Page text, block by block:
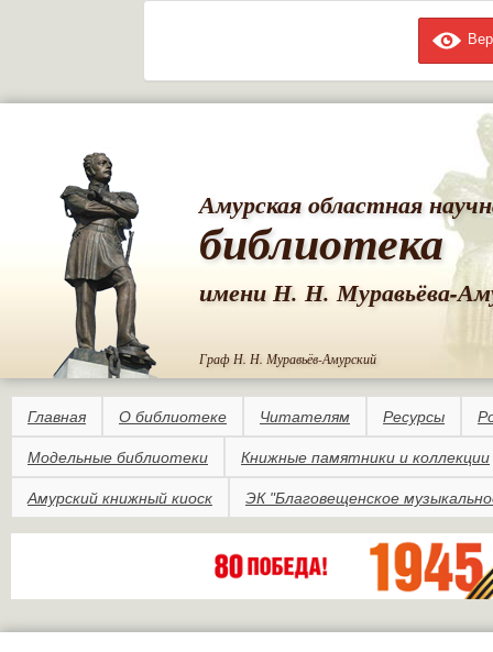
Амурская областная
библиотека
имени Н. Н. Муравьёва-
Граф Н. Н. Муравьёв-Амурский
Главная О библиотеке Читателям Ресурсы
Модельные библиотеки Книжные памятники и коллекции
Амурский книжный киоск ЭК "Благовещенское